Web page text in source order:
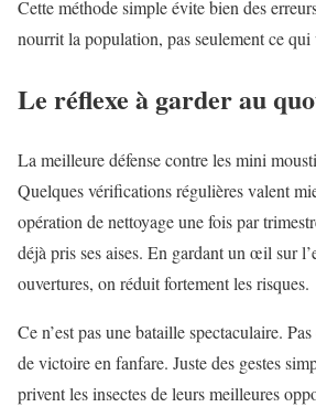
Cette méthode simple évite bien des
nourrit la population, pas seulement ce
Le réflexe à garder au
La meilleure défense contre les mini
Quelques vérifications régulières valent
opération de nettoyage une fois par
déjà pris ses aises. En gardant un œil sur
ouvertures, on réduit fortement les risques.
Ce n’est pas une bataille spectaculaire.
de victoire en fanfare. Juste des gestes
privent les insectes de leurs meilleures